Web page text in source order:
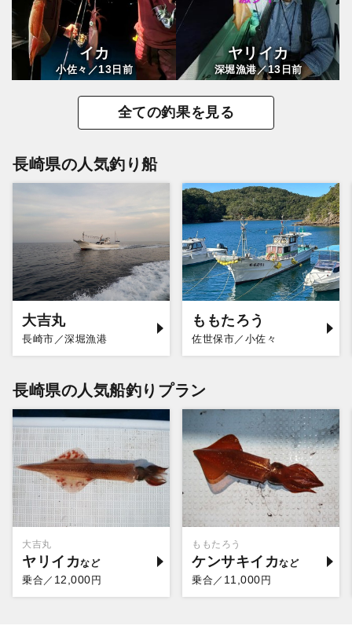
イカ
小佐々／13日前
ヤリイカ
深堀漁港／13 日前
全ての釣果を見る
長崎県の人気釣り船
大吉丸
長崎市／深堀漁港
ももたろう
佐世保市／小佐々
長崎県の人気船釣りプラン
大吉丸
ヤリイカ
乗合／ 12,000円
ももたろう
ケンサキイカ
乗合／ 11,000円